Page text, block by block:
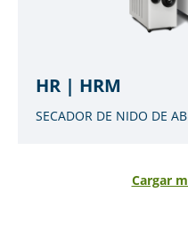
HR | HRM
SECADOR DE NIDO DE
Cargar